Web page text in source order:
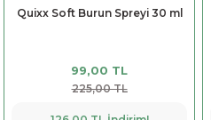
Quixx Soft Burun Spreyi 30 ml
99,00 TL
225,00 TL